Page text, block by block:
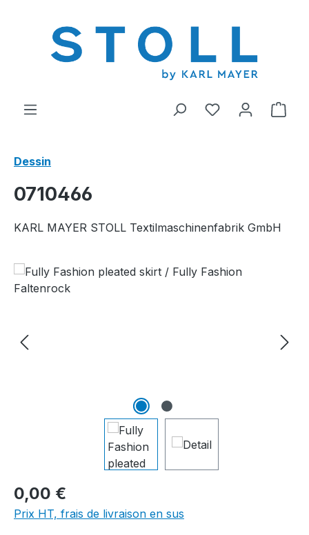
Vous avez 0Le
Dessin
0710466
KARL MAYER STOLL Textilmaschinenfabrik GmbH
Ignorer la galerie d'images
0,00 €
Prix HT, frais de livraison en sus